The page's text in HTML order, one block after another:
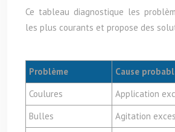
Ce tableau diagnostique les
les plus courants et propose des
Problème
Cause
Coulures
Application
Bulles
Agitation